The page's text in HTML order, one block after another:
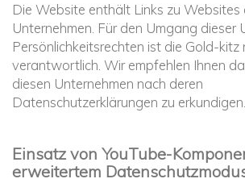
Die Website enthält Links zu Websites
Unternehmen. Für den Umgang dieser
Persönlichkeitsrechten ist die Gold-kitz
verantwortlich. Wir empfehlen Ihnen
diesen Unternehmen nach deren
Datenschutzerklärungen zu erkundigen.
Einsatz von YouTube-
erweitertem